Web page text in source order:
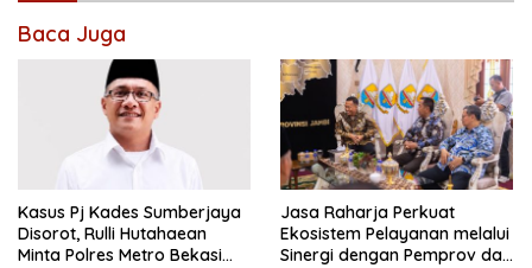
Baca Juga
Kasus Pj Kades Sumberjaya
Disorot, Rulli Hutahaean
Minta Polres Metro Bekasi
Jasa Raharja Perkuat
Ekosistem Pelayanan melalui
Sinergi dengan Pemprov dan